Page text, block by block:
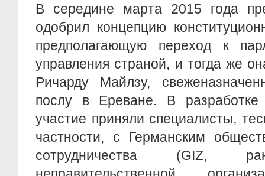
В середине марта 2015 года
одобрил концепцию
предполагающую переход к
управления страной, и тогда же
Ричарду Майлзу,
послу в Ереване. В разработке
участие приняли специалисты,
частности, с Германским
сотрудничества